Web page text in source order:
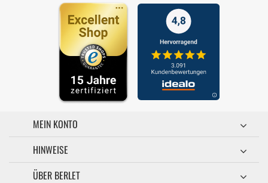
MEIN KONTO
HINWEISE
ÜBER BERLET